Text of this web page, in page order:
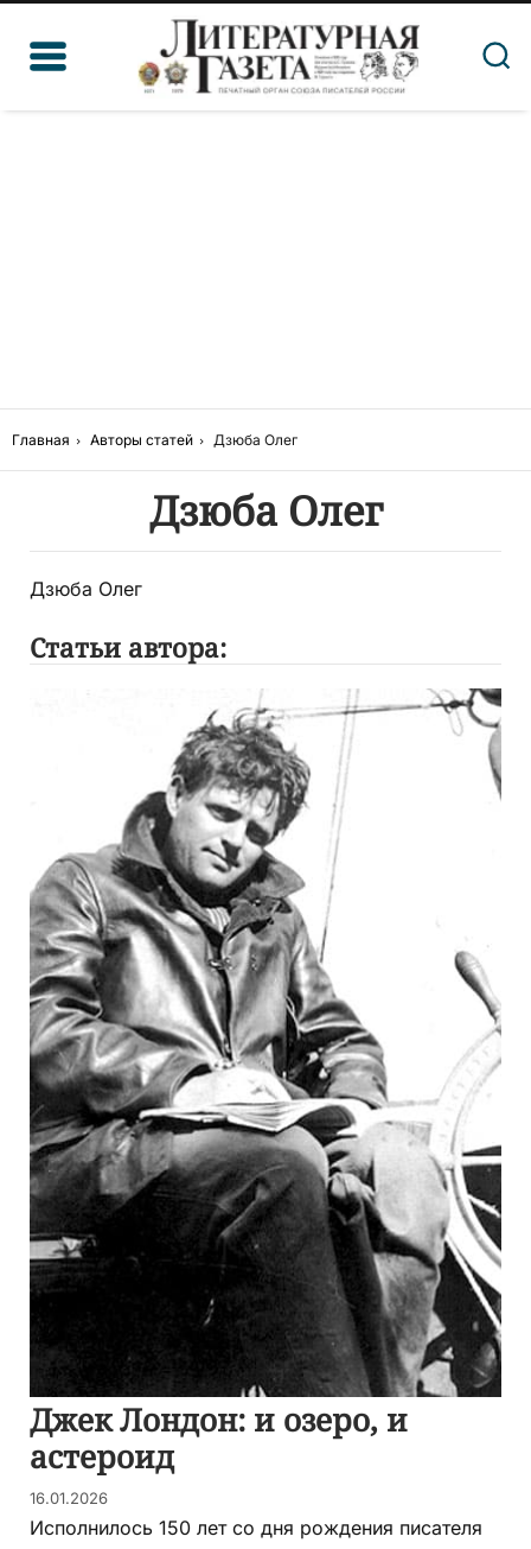
Главная Авторы статей Дзюба Олег
Дзюба Олег
Дзюба Олег
Статьи автора:
Джек Лондон: и озеро, и
астероид
16.01.2026
Исполнилось 150 лет со дня рождения писателя